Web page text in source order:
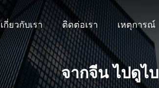
เกี่ยวกับเรา ติดต่อเรา เหตุการณ์
จากจีน ไปดูไบ